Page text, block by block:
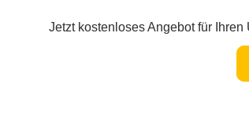
Jetzt kostenloses Angebot für Ihren